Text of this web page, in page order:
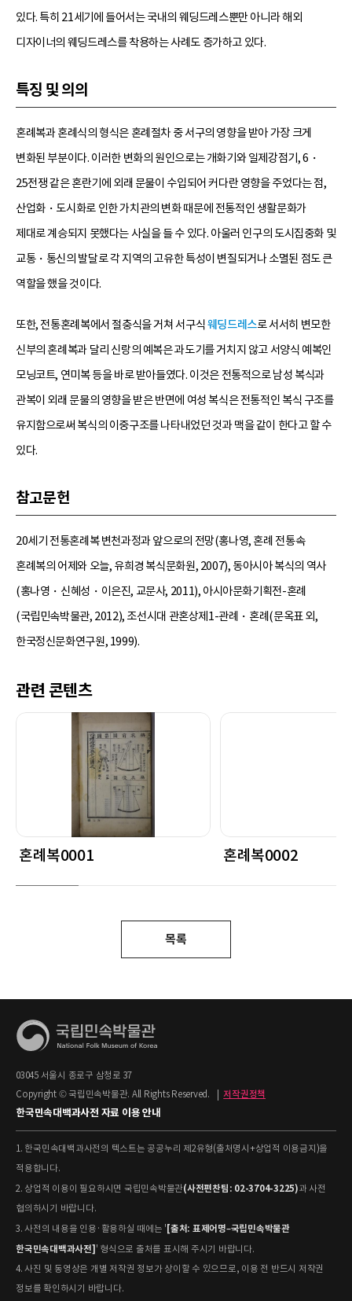
있다. 특히 21세기에 들어서는 국내의 웨딩드레스뿐만 아니라 해외
디자이너의 웨딩드레스를 착용하는 사례도 증가하고 있다.
특징 및 의의
혼례복과 혼례식의 형식은 혼례절차 중 서구의 영향을 받아 가장 크게
변화된 부분이다. 이러한 변화의 원인으로는 개화기와 일제강점기, 6・
25전쟁 같은 혼란기에 외래 문물이 수입되어 커다란 영향을 주었다는 점,
산업화・도시화로 인한 가치관의 변화 때문에 전통적인 생활문화가
제대로 계승되지 못했다는 사실을 들 수 있다. 아울러 인구의 도시집중화 및
교통・통신의 발달로 각 지역의 고유한 특성이 변질되거나 소멸된 점도 큰
역할을 했을 것이다.
또한, 전통혼례복에서 절충식을 거쳐 서구식웨딩드레스로 서서히 변모한
신부의 혼례복과 달리 신랑의 예복은 과도기를 거치지 않고 서양식 예복인
모닝코트, 연미복 등을 바로 받아들였다. 이것은 전통적으로 남성 복식과
관복이 외래 문물의 영향을 받은 반면에 여성 복식은 전통적인 복식 구조를
유지함으로써 복식의 이중구조를 나타내었던 것과 맥을 같이 한다고 할 수
있다.
참고문헌
20세기 전통혼례복 변천과정과 앞으로의 전망(홍나영, 혼례 전통속
혼례복의 어제와 오늘, 유희경 복식문화원, 2007), 동아시아 복식의 역사
(홍나영・신혜성・이은진, 교문사, 2011), 아시아문화기획전-혼례
(국립민속박물관, 2012), 조선시대 관혼상제1-관례・혼례(문옥표 외,
한국정신문화연구원, 1999).
관련 콘텐츠
혼례복0001 혼례복0002
목록
03045 서울시 종로구 삼청로 37
Copyright © 국립민속박물관. All Rights Reserved.
저작권정책
한국민속대백과사전 자료 이용 안내
1. 한국민속대백과사전의 텍스트는 공공누리 제2유형(출처명시+상업적 이용금지)을
적용합니다.
2. 상업적 이용이 필요하시면 국립민속박물관(사전편찬팀: 02-3704-3225)과 사전
협의하시기 바랍니다.
3. 사전의 내용을 인용·활용하실 때에는 ' [출처: 표제어명–국립민속박물관
한국민속대백과사전] ' 형식으로 출처를 표시해 주시기 바랍니다.
4. 사진 및 동영상은 개별 저작권 정보가 상이할 수 있으므로, 이용 전 반드시 저작권
정보를 확인하시기 바랍니다.